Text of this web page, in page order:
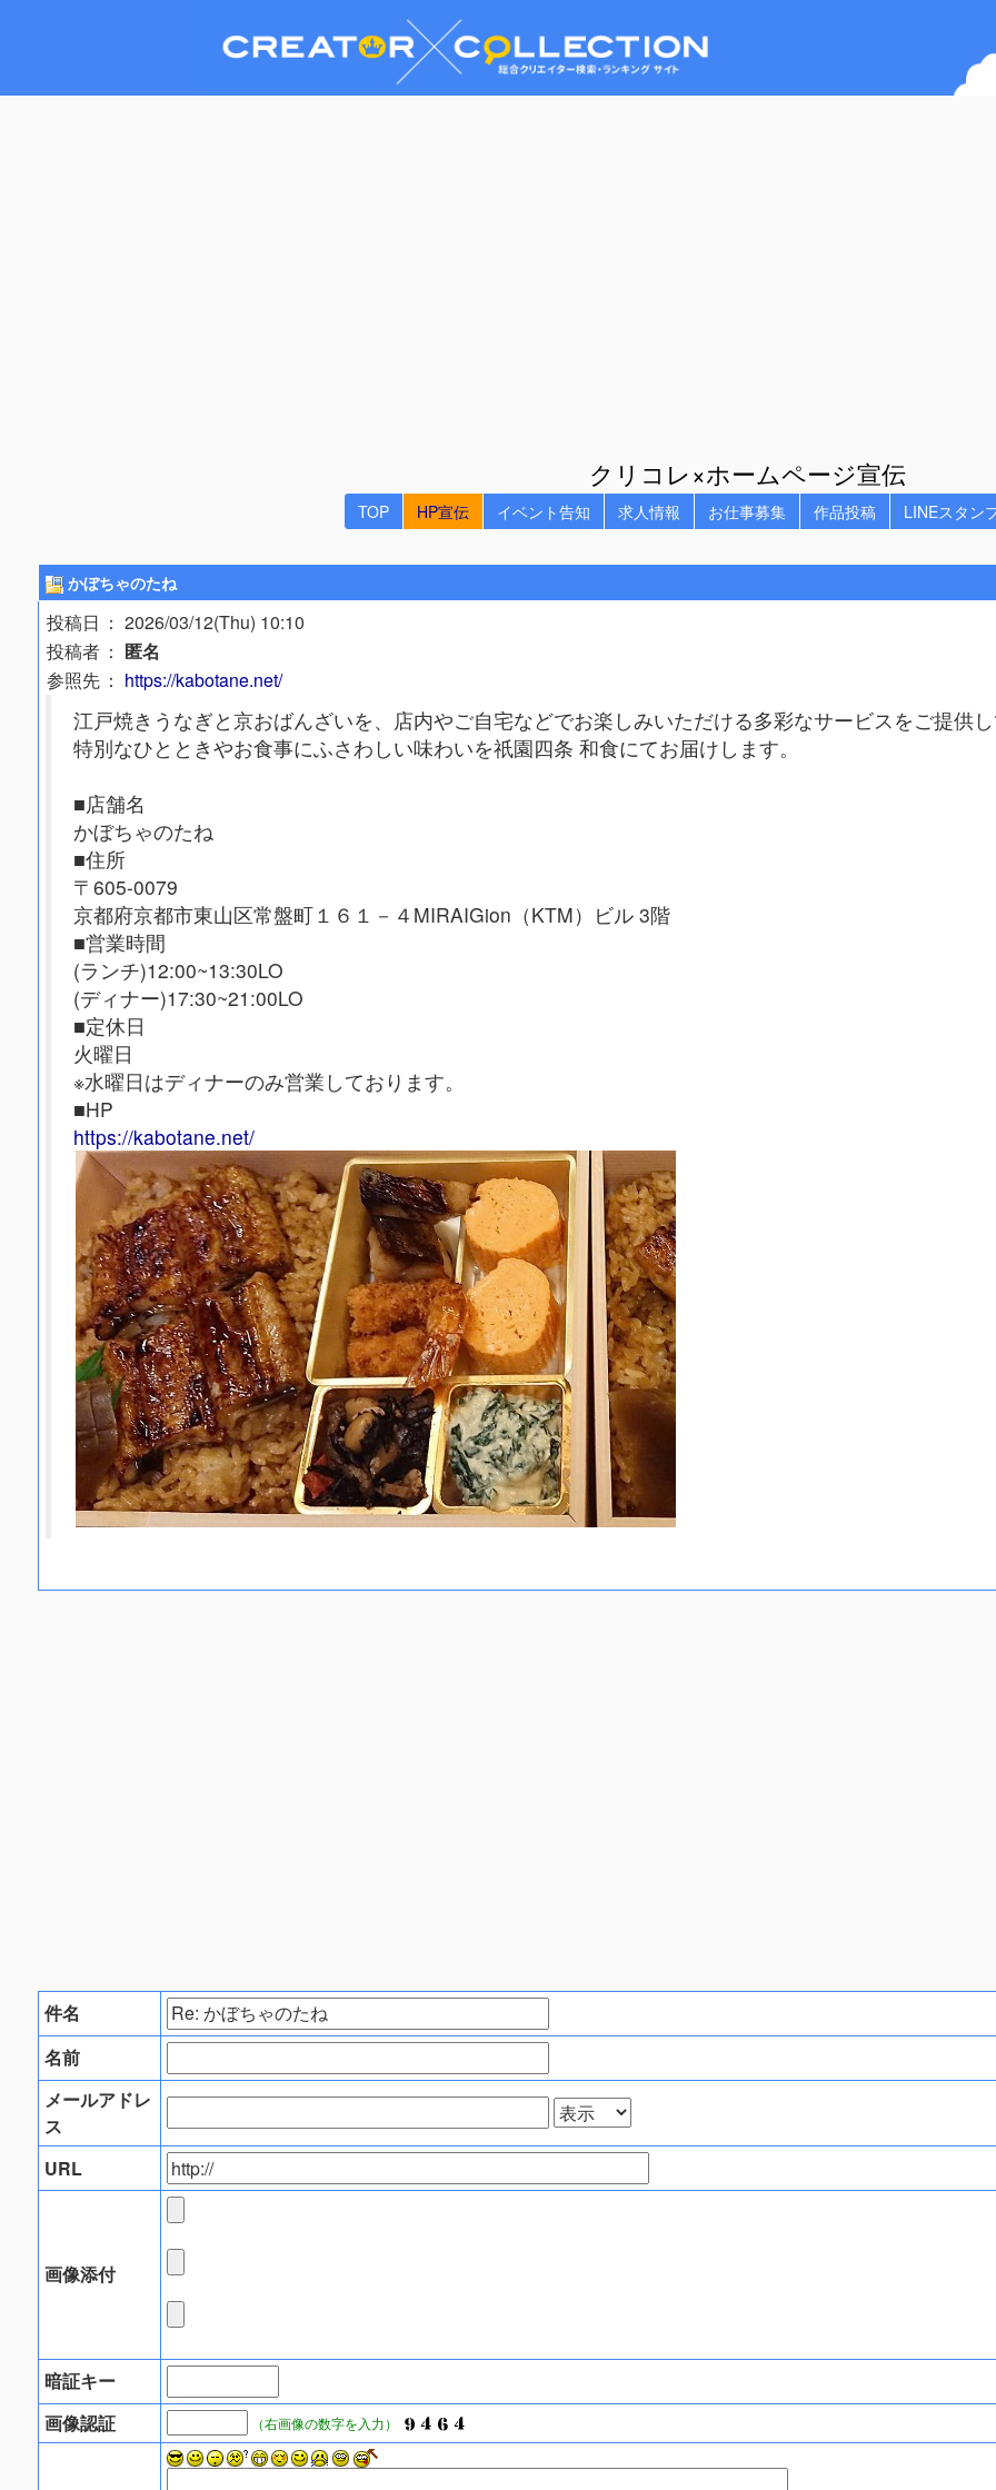
クリコレ×ホームページ宣伝
TOP HP宣伝 イベント告知 求人情報 お仕事募集 作品投稿 LINEスタン
かぼちゃのたね
投稿日 ： 2026/03/12(Thu) 10:10
投稿者 ： 匿名
参照先 ： https://kabotane.net/
江戸焼きうなぎと京おばんざいを、店内やご自宅などでお楽しみいただける多彩なサービスをご提供
特別なひとときやお食事にふさわしい味わいを祇園四条 和食にてお届けします。
■店舗名
かぼちゃのたね
■住所
〒605-0079
京都府京都市東山区常盤町１６１－４MIRAIGion（KTM）ビル 3階
■営業時間
(ランチ)12:00~13:30LO
(ディナー)17:30~21:00LO
■定休日
火曜日
※水曜日はディナーのみ営業しております。
■HP
https://kabotane.net/
件名
名前
メールアドレ
ス
URL
画像添付
暗証キー
画像認証
（右画像の数字を入力）